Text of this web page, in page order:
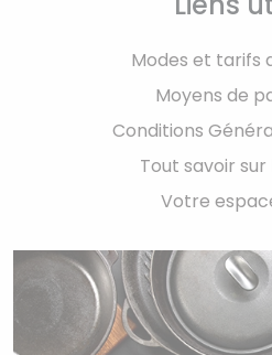
Modes et tarifs
Moyens de
Conditions
Tout savoir
Votre